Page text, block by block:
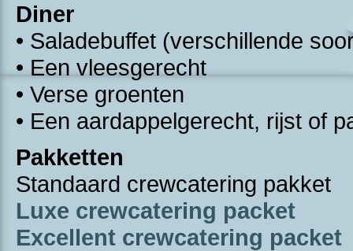
Diner
• Saladebuffet (verschillende
• Een vleesgerecht
• Verse groenten
• Een aardappelgerecht, rijst of
Pakketten
Standaard crewcatering pakket
Luxe crewcatering packet
Excellent crewcatering packet